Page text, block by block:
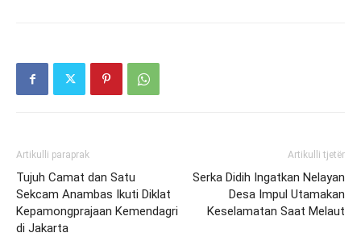
Artikulli paraprak
Tujuh Camat dan Satu
Sekcam Anambas Ikuti Diklat
Kepamongprajaan Kemendagri
di Jakarta
Artikulli tjetër
Serka Didih Ingatkan Nelayan
Desa Impul Utamakan
Keselamatan Saat Melaut